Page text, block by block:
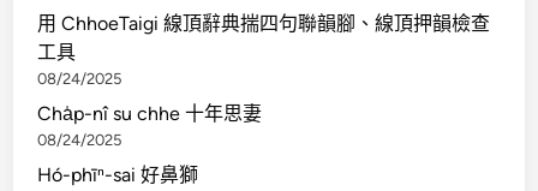
用 ChhoeTaigi 線頂辭典揣四句聯韻腳、線頂押韻檢查
工具
08/24/2025
Cha̍p-nî su chhe 十年思妻
08/24/2025
Hó-phīⁿ-sai 好鼻獅